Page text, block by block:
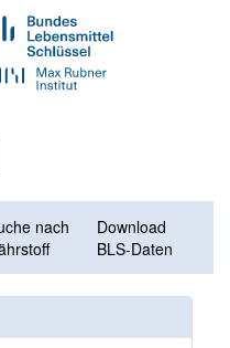
nach
Download
BLS-Daten